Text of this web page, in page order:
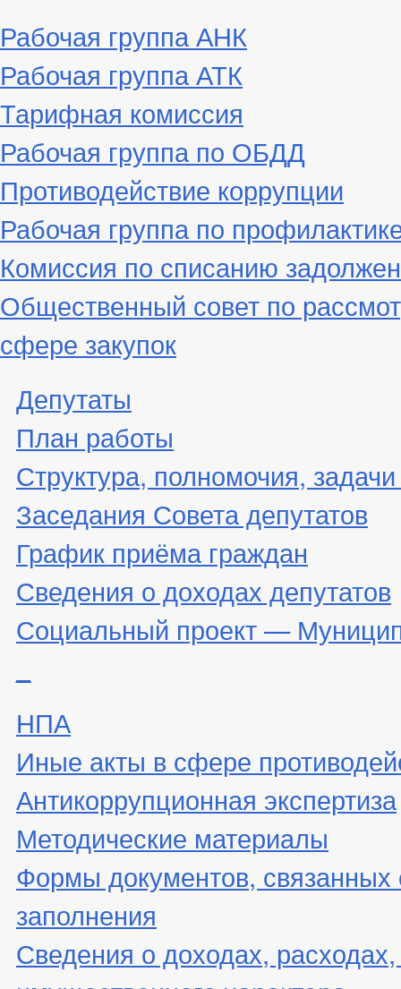
Рабочая группа АНК
Рабочая группа АТК
Тарифная комиссия
Рабочая группа по ОБДД
Противодействие коррупции
Рабочая группа по
Комиссия по списанию
Общественный совет по
сфере закупок
Депутаты
План работы
Структура, полномочия,
Заседания Совета депутатов
График приёма граждан
Сведения о доходах депутатов
Социальный проект —
НПА
Иные акты в сфере
Антикоррупционная экспертиза
Методические материалы
Формы документов, связанных
заполнения
Сведения о доходах,